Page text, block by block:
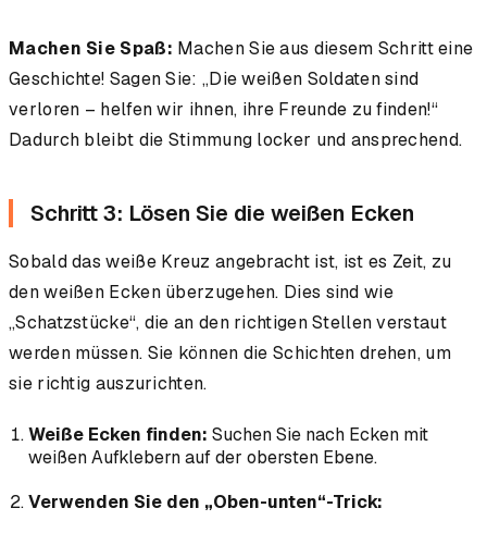
Machen Sie Spaß: Machen Sie aus diesem Schritt eine
Geschichte! Sagen Sie: „Die weißen Soldaten sind
verloren – helfen wir ihnen, ihre Freunde zu finden!“
Dadurch bleibt die Stimmung locker und ansprechend.
Schritt 3: Lösen Sie die weißen Ecken
Sobald das weiße Kreuz angebracht ist, ist es Zeit, zu
den weißen Ecken überzugehen. Dies sind wie
„Schatzstücke“, die an den richtigen Stellen verstaut
werden müssen. Sie können die Schichten drehen, um
sie richtig auszurichten.
Weiße Ecken finden: Suchen Sie nach Ecken mit
weißen Aufklebern auf der obersten Ebene.
Verwenden Sie den „Oben-unten“-Trick: